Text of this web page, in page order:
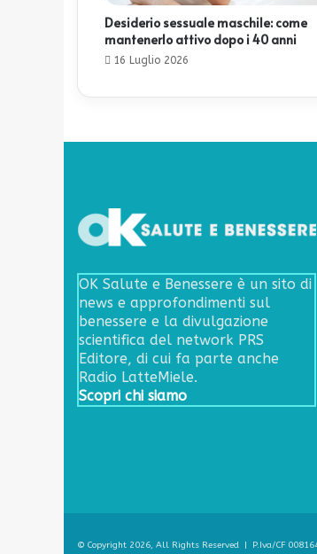
Desiderio sessuale maschile: come
mantenerlo attivo dopo i 40 anni
16 Luglio 2026
OK Salute e Benessere è un sito di
news e approfondimenti sul
benessere e la divulgazione
scientifica del network PRS
Editore, di cui fa parte anche
Radio LatteMiele.
Scopri chi siamo
© Copyright 2026, All Rights Reserved | P.Iva/CF